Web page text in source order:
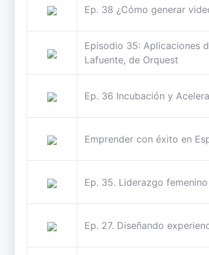
Ep. 38 ¿Cómo generar
Episodio 35: Aplicaciones
Lafuente, de Orquest
Ep. 36 Incubación y
Emprender con éxito en
Ep. 35. Liderazgo
Ep. 27. Diseñando